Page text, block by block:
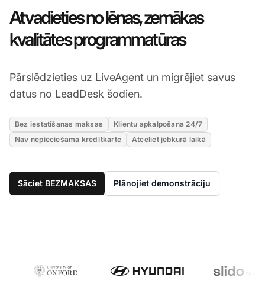
Atvadieties no lēnas, zemākas
kvalitātes programmatūras
Pārslēdzieties uz LiveAgent un migrējiet savus
datus no LeadDesk šodien.
Bez iestatīšanas maksas
Klientu apkalpošana 24/7
Nav nepieciešama kredītkarte
Atceliet jebkurā laikā
Sāciet BEZMAKSAS Plānojiet demonstrāciju